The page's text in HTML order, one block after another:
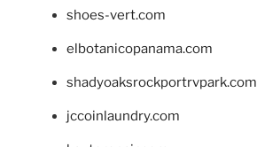
shoes-vert.com
elbotanicopanama.com
shadyoaksrockportrvpark.com
jccoinlaundry.com